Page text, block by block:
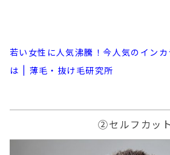
若い女性に人気沸騰！今人気のイン
は | 薄毛・抜け毛研究所
②セルフカット